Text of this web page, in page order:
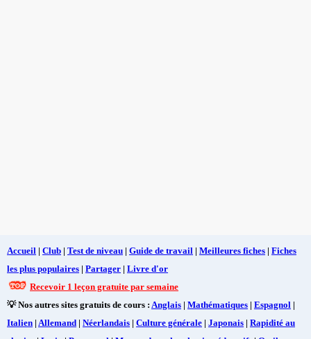
Accueil | Club | Test de niveau | Guide de travail | Meilleures fiches | Fiches
les plus populaires | Partager | Livre d'or
Recevoir 1 leçon gratuite par semaine
💡 Nos autres sites gratuits de cours : Anglais | Mathématiques | Espagnol |
Italien | Allemand | Néerlandais | Culture générale | Japonais | Rapidité au